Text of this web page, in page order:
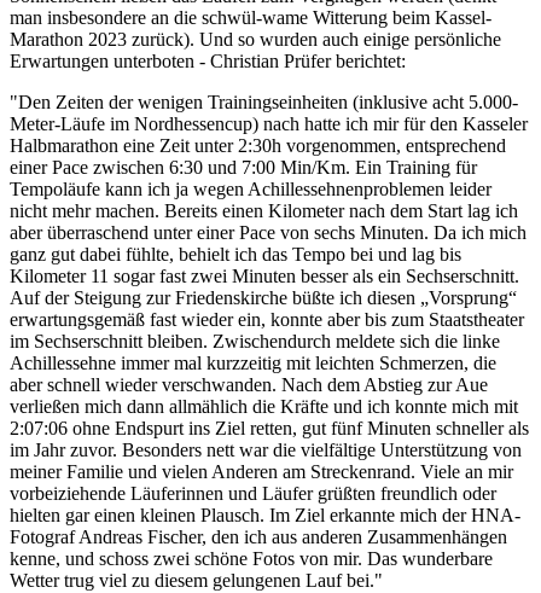
man insbesondere an die schwül-wame Witterung beim Kassel-
Marathon 2023 zurück). Und so wurden auch einige persönliche
Erwartungen unterboten - Christian Prüfer berichtet:
"Den Zeiten der wenigen Trainingseinheiten (inklusive acht 5.000-
Meter-Läufe im Nordhessencup) nach hatte ich mir für den Kasseler
Halbmarathon eine Zeit unter 2:30h vorgenommen, entsprechend
einer Pace zwischen 6:30 und 7:00 Min/Km. Ein Training für
Tempoläufe kann ich ja wegen Achillessehnenproblemen leider
nicht mehr machen. Bereits einen Kilometer nach dem Start lag ich
aber überraschend unter einer Pace von sechs Minuten. Da ich mich
ganz gut dabei fühlte, behielt ich das Tempo bei und lag bis
Kilometer 11 sogar fast zwei Minuten besser als ein Sechserschnitt.
Auf der Steigung zur Friedenskirche büßte ich diesen „Vorsprung“
erwartungsgemäß fast wieder ein, konnte aber bis zum Staatstheater
im Sechserschnitt bleiben. Zwischendurch meldete sich die linke
Achillessehne immer mal kurzzeitig mit leichten Schmerzen, die
aber schnell wieder verschwanden. Nach dem Abstieg zur Aue
verließen mich dann allmählich die Kräfte und ich konnte mich mit
2:07:06 ohne Endspurt ins Ziel retten, gut fünf Minuten schneller als
im Jahr zuvor. Besonders nett war die vielfältige Unterstützung von
meiner Familie und vielen Anderen am Streckenrand. Viele an mir
vorbeiziehende Läuferinnen und Läufer grüßten freundlich oder
hielten gar einen kleinen Plausch. Im Ziel erkannte mich der HNA-
Fotograf Andreas Fischer, den ich aus anderen Zusammenhängen
kenne, und schoss zwei schöne Fotos von mir. Das wunderbare
Wetter trug viel zu diesem gelungenen Lauf bei."